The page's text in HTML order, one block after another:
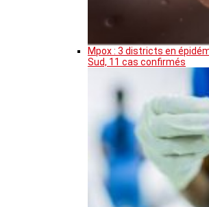
Mpox : 3 districts en
Sud, 11 cas confirmés